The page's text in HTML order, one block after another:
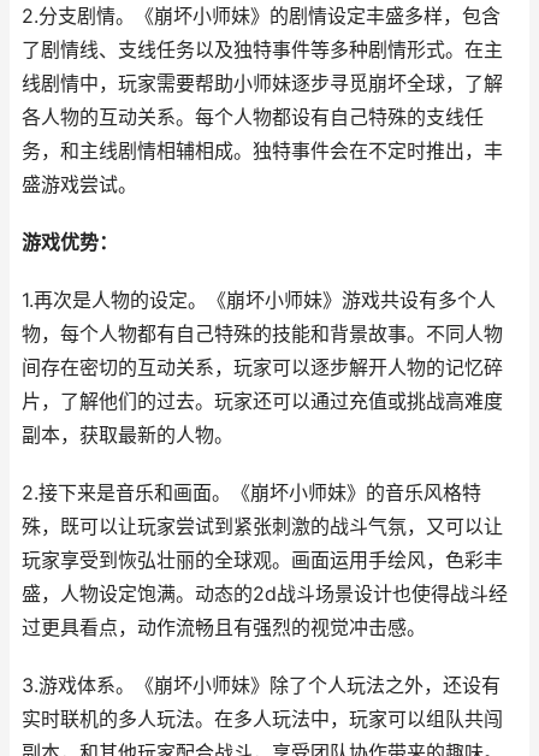
2.分支剧情。《崩坏小师妹》的剧情设定丰盛多样，包含
了剧情线、支线任务以及独特事件等多种剧情形式。在主
线剧情中，玩家需要帮助小师妹逐步寻觅崩坏全球，了解
各人物的互动关系。每个人物都设有自己特殊的支线任
务，和主线剧情相辅相成。独特事件会在不定时推出，丰
盛游戏尝试。
游戏优势：
1.再次是人物的设定。《崩坏小师妹》游戏共设有多个人
物，每个人物都有自己特殊的技能和背景故事。不同人物
间存在密切的互动关系，玩家可以逐步解开人物的记忆碎
片，了解他们的过去。玩家还可以通过充值或挑战高难度
副本，获取最新的人物。
2.接下来是音乐和画面。《崩坏小师妹》的音乐风格特
殊，既可以让玩家尝试到紧张刺激的战斗气氛，又可以让
玩家享受到恢弘壮丽的全球观。画面运用手绘风，色彩丰
盛，人物设定饱满。动态的2d战斗场景设计也使得战斗经
过更具看点，动作流畅且有强烈的视觉冲击感。
3.游戏体系。《崩坏小师妹》除了个人玩法之外，还设有
实时联机的多人玩法。在多人玩法中，玩家可以组队共闯